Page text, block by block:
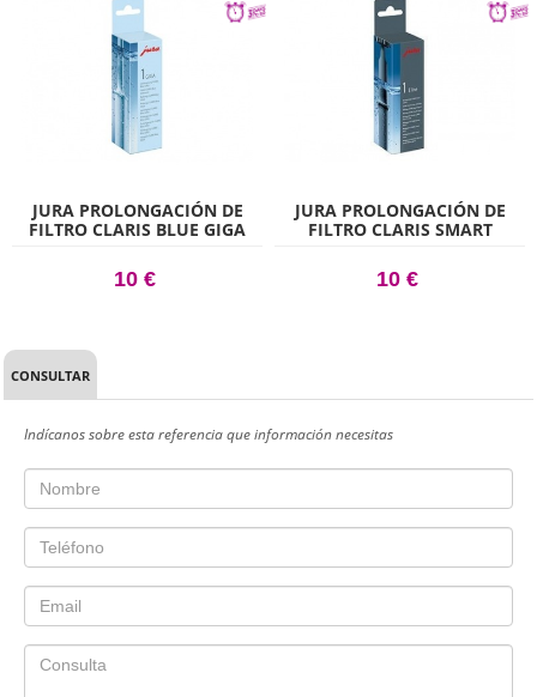
JURA PROLONGACIÓN DE
FILTRO CLARIS BLUE GIGA
10 €
JURA PROLONGACIÓN DE
FILTRO CLARIS SMART
10 €
CONSULTAR
Indícanos sobre esta referencia que información necesitas